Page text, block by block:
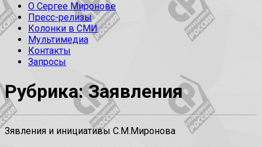
О Сергее Миронове
Пресс-релизы
Колонки в СМИ
Мультимедиа
Контакты
Запросы
Рубрика: Заявления
Зявления и инициативы С.М.Миронова